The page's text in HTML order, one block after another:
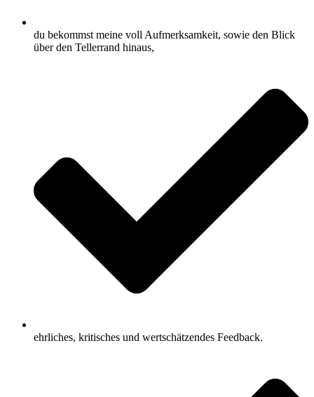
du bekommst meine voll Aufmerksamkeit, sowie den Blick
über den Tellerrand hinaus,
ehrliches, kritisches und wertschätzendes Feedback.